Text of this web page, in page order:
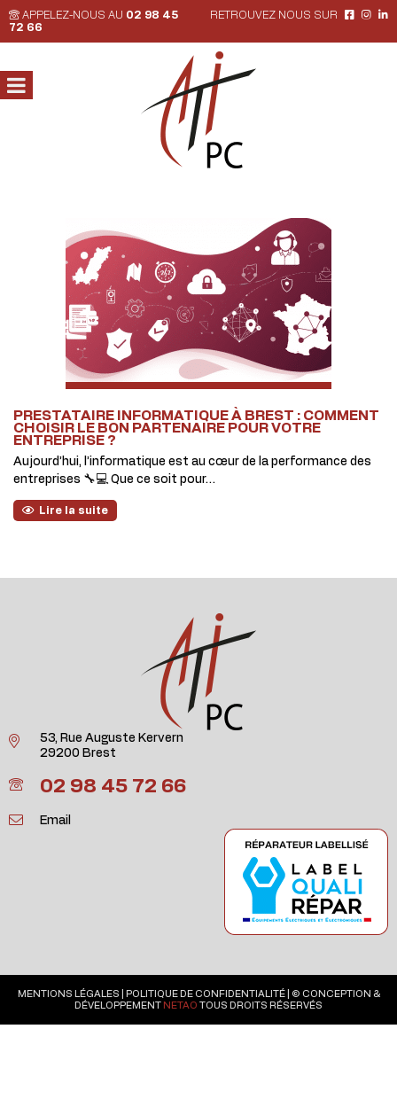
APPELEZ-NOUS AU 02 98 45
72 66
RETROUVEZ NOUS SUR
PRESTATAIRE INFORMATIQUE À BREST : COMMENT
CHOISIR LE BON PARTENAIRE POUR VOTRE
ENTREPRISE ?
Aujourd’hui, l’informatique est au cœur de la performance des
entreprises 🔧💻 Que ce soit pour…
Lire la suite
53, Rue Auguste Kervern
29200 Brest
02 98 45 72 66
Email
MENTIONS LÉGALES POLITIQUE DE CONFIDENTIALITÉ| © CONCEPTION &
DÉVELOPPEMENT NETAO TOUS DROITS RÉSERVÉS